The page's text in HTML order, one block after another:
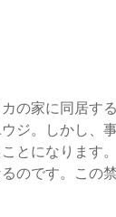
の家に同居す
ジ。しかし、
とになります
のです。この